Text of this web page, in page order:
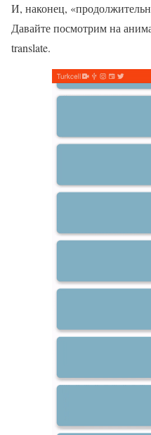
И, наконец,
Давайте посмотрим на
translate.